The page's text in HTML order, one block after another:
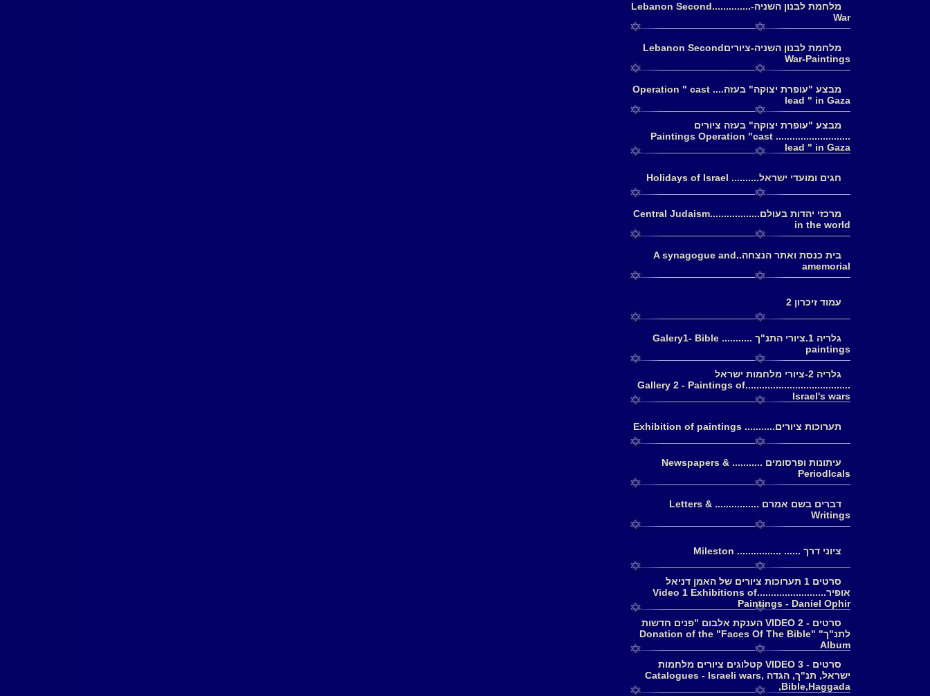
מלחמת לבנון השניה-..............Lebanon Second
War
מלחמת לבנון השניה-ציוריםLebanon Second
War-Paintings
מבצע "עופרת יצוקה" בעזה.... Operation " cast
lead " in Gaza
מבצע "עופרת יצוקה" בעזה ציורים
........................... Paintings Operation "cast
lead " in Gaza
חגים ומועדי ישראל.......... Holidays of Israel
מרכזי יהדות בעולם..................Central Judaism
in the world
בית כנסת ואתר הנצחה..A synagogue and
amemorial
עמוד זיכרון 2
גלריה 1.ציורי התנ"ך ........... Galery1- Bible
paintings
גלריה 2-ציורי מלחמות ישראל
......................................Gallery 2 - Paintings of
Israel's wars
תערוכות ציורים........... Exhibition of paintings
עיתונות ופרסומים ........... Newspapers &
PeriodIcals
דברים בשם אמרם ................ Letters &
Writings
ציוני דרך ...... ................ Mileston
סרטים 1 תערוכות ציורים של האמן דניאל
אופיר.........................Video 1 Exhibitions of
Paintings - Daniel Ophir
סרטים - 2 VIDEO הענקת אלבום "פנים חדשות
לתנ"ך" Donation of the "Faces Of The Bible"
Album
סרטים - 3 VIDEO קטלוגים ציורים מלחמות
ישראל, תנ"ך, הגדה Catalogues - Israeli wars,
Bible,Haggada,